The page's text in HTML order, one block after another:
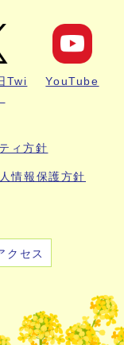
Twi
YouTube
ィ方針
情報保護方針
クセス